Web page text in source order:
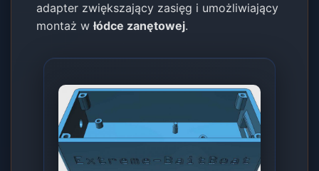
adapter zwiększający zasięg i umożliwiający
montaż włódce zanętowej.